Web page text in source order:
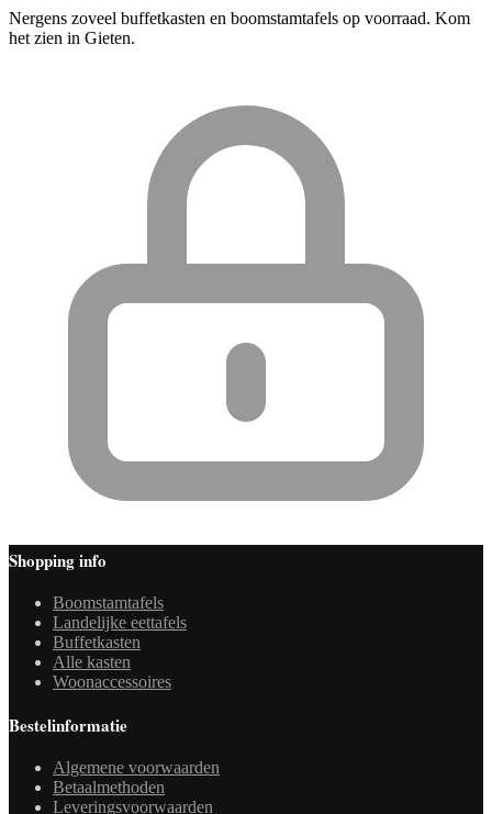
Nergens zoveel buffetkasten en boomstamtafels op voorraad. Kom
het zien in Gieten.
Shopping info
Boomstamtafels
Landelijke eettafels
Buffetkasten
Alle kasten
Woonaccessoires
Bestelinformatie
Algemene voorwaarden
Betaalmethoden
Leveringsvoorwaarden